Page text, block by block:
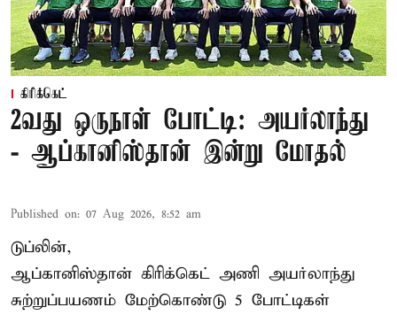
கிரிக்கெட்
2வது ஒருநாள் போட்டி: அயர்லாந்து
- ஆப்கானிஸ்தான் இன்று மோதல்
Published on: 07 Aug 2026, 8:52 am
டுப்லின்,
ஆப்கானிஸ்தான் கிரிக்கெட் அணி அயர்லாந்து
சுற்றுப்பயணம் மேற்கொண்டு 5 போட்டிகள்